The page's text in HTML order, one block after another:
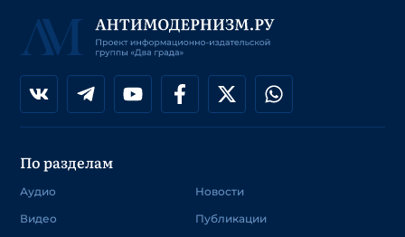
По разделам
Аудио
Видео
Новости
Публикации